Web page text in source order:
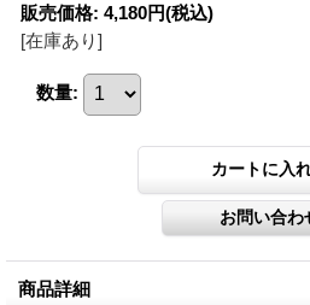
販売価格: 4,180円(税込)
[在庫あり]
数量:
商品詳細